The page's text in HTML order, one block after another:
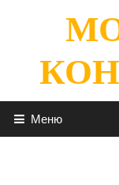
содержимому
Меню